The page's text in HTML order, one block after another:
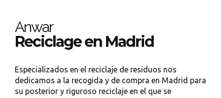
Anwar
Reciclage en Madrid
Especializados en el reciclaje de residuos nos
dedicamos a la recogida y de compra en Madrid para
su posterior y riguroso reciclaje en el que se